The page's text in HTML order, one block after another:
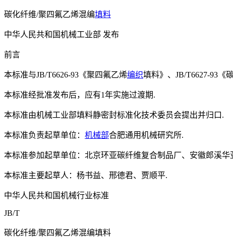
碳化纤维/聚四氟乙烯混编填料
中华人民共和国机械工业部 发布
前言
本标准与JB/T6626-93《聚四氟乙烯编织填料》、JB/T6627-93《
本标准经批准发布后，应有1年实施过渡期.
本标准由机械工业部填料静密封标准化技术委员会提出并归口.
本标准负责起草单位： 机械部合肥通用机械研究所.
本标准参加起草单位：北京环亚碳纤维复合制品厂、安徽郎溪华
本标准主要起草人：杨书益、邢德君、贾顺平.
中华人民共和国机械行业标准
JB/T
碳化纤维/聚四氟乙烯混编填料